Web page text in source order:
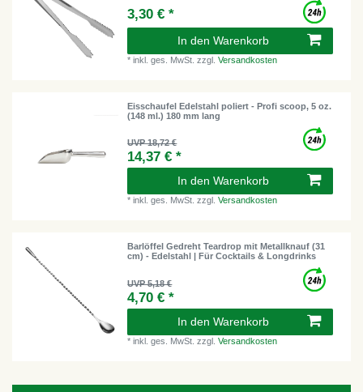
3,30 € *
In den Warenkorb
*inkl. ges. MwSt. zzgl.Versandkosten
Eisschaufel Edelstahl poliert - Profi scoop, 5 oz.
(148 ml.) 180 mm lang
UVP 18,72 €
14,37 € *
In den Warenkorb
*inkl. ges. MwSt. zzgl.Versandkosten
Barlöffel Gedreht Teardrop mit Metallknauf (31
cm) - Edelstahl | Für Cocktails & Longdrinks
UVP 5,18 €
4,70 € *
In den Warenkorb
*inkl. ges. MwSt. zzgl.Versandkosten